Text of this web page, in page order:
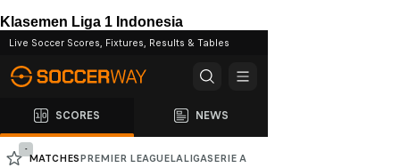
Klasemen Liga 1 Indonesia